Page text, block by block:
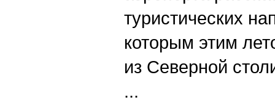
туристических
которым этим
из Северной
...